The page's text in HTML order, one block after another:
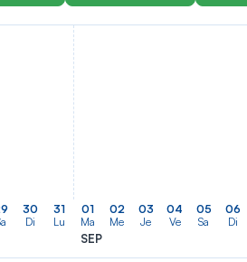
30
Di
31
Lu
01
Ma
SEP
02
Me
03
Je
04
Ve
05
Sa
06
Di